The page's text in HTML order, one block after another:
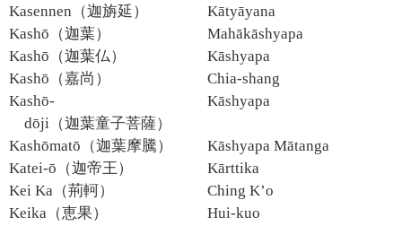
Kasennen（迦旃延）
Kātyāyana
Kashō（迦葉）
Mahākāshyapa
Kashō（迦葉仏）
Kāshyapa
Kashō（嘉尚）
Chia-shang
Kashō-
dōji（迦葉童子菩薩）
Kāshyapa
Kashōmatō（迦葉摩騰）
Kāshyapa Mātanga
Katei-ō（迦帝王）
Kārttika
Kei Ka（荊軻）
Ching K’o
Keika（恵果）
Hui-kuo